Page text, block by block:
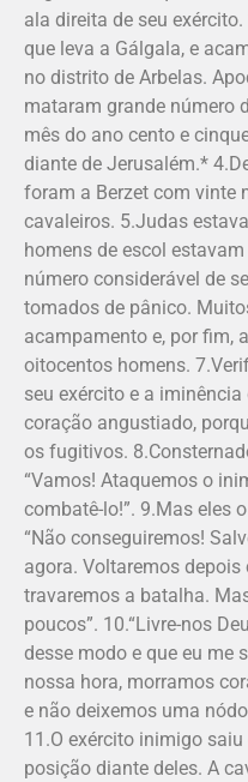
ala direita de seu
que leva a Gálgala, e
no distrito de Arbelas.
mataram grande número
mês do ano cento e
diante de Jerusalém.*
foram a Berzet com vinte
cavaleiros. 5.Judas
homens de escol
número considerável de
tomados de pânico.
acampamento e, por fim,
oitocentos homens.
seu exército e a
coração angustiado,
os fugitivos.
“Vamos! Ataquemos o
combatê-lo!”. 9.Mas eles
“Não conseguiremos!
agora. Voltaremos
travaremos a batalha.
poucos”. 10.“Livre-nos
desse modo e que eu me
nossa hora, morramos
e não deixemos uma
11.O exército inimigo
posição diante deles. A